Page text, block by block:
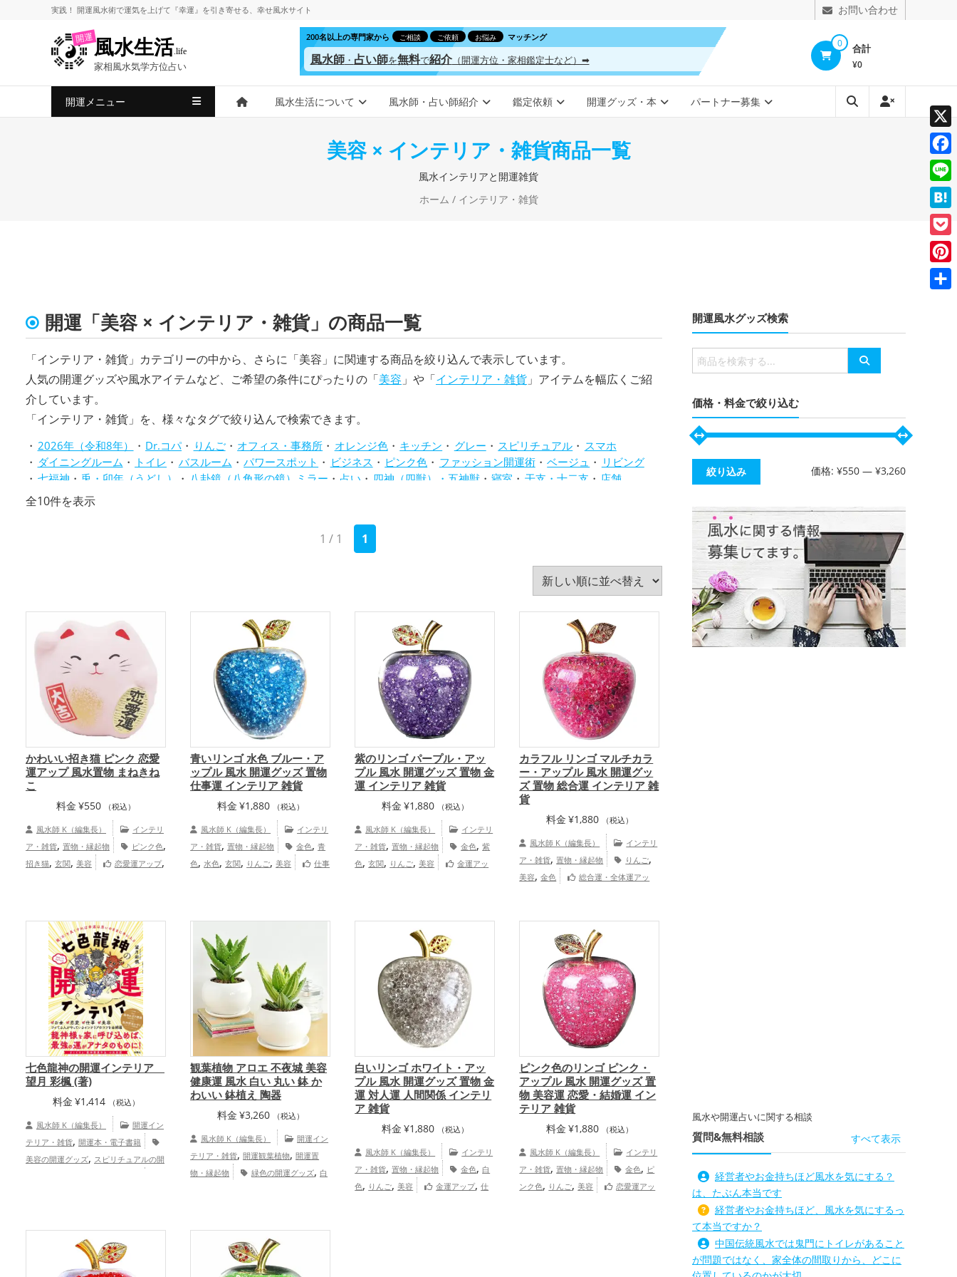
ス
実践！ 開運風水術で運気を上げて 『幸運』を引き寄せる、 幸せ風水サイト お問い合わせ
開運風水生活.life
家相風水気学方位占い
0 合計
¥0
200名以上の専門家から ご相談 ご依頼 お悩み マッチング
風水師・ 占い師を無料で紹介（開運方位・家相鑑定士など）➡
開運メニュー 風水生活について 風水師・占い師紹介 鑑定依頼 開運グッズ・本 パートナー募集
美容 × インテリア・雑貨商品一覧
風水インテリアと開運雑貨
ホーム / インテリア・雑貨
開運「美容 × インテリア・雑貨」の商品一覧
「インテリア・雑貨」カテゴリーの中から、さらに「美容」に関連する商品を絞り込んで表示しています。
人気の開運グッズや風水アイテムなど、ご希望の条件にぴったりの「美容 」や「インテリア・雑貨 」アイテムを幅広くご紹
介しています。
「インテリア・雑貨」を、様々なタグで絞り込んで検索できます。
2026年（令和8年）
Dr.コパ りんご オフィス・事務所 オレンジ色 キッチン グレー スピリチュアル
スマホ
ダイニングルーム
トイレ バスルーム パワースポット ビジネス ピンク色 ファッション開運術 ベージュ
リビング
七福神
兎・卯年（うどし） 八卦鏡（八角形の鏡）ミラー 占い 四神（四獣）・五神獣 寝室 干支・十二支
店舗
庭・バルコニー
水色
玄関
馬・午年（うまどし）
全10件を表示新
1 / 1 1
かわいい招き猫 ピンク 恋愛
運アップ 風水置物 まねきね
こ
料金 ¥550 （税込）
風水師 K（編集長）
インテリ
ア・雑貨, 置物・縁起物 ピンク色,
招き猫, 玄関, 美容 恋愛運アップ,
青いリンゴ 水色 ブルー・ア
ップル 風水 開運グッズ 置物
仕事運 インテリア 雑貨
料金 ¥1,880 （税込）
風水師 K（編集長）
インテリ
ア・雑貨,置物・縁起物 金色,青
色,水色,玄関, りんご,美容
仕事
紫のリンゴ パープル・アッ
プル 風水 開運グッズ 置物 金
運 インテリア 雑貨
料金 ¥1,880 （税込）
風水師 K（編集長）
インテリ
ア・雑貨,置物・縁起物 金色,紫
色,玄関, りんご,美容
金運アッ
カラフル リンゴ マルチカラ
ー・アップル 風水 開運グッ
ズ 置物 総合運 インテリア 雑
貨
料金 ¥1,880 （税込）
風水師 K（編集長）
インテリ
ア・雑貨,置物・縁起物 りんご,
美容,金色
総合運・全体運アッ
七色龍神の開運インテリア
望月 彩楓 (著)
料金 ¥1,414 （税込）
風水師 K（編集長）
開運イン
テリア・雑貨, 開運本・電子書籍
美容の開運グッズ, スピリチュアルの開
,
観葉植物 アロエ 不夜城 美容
健康運 風水 白い 丸い 鉢 か
わいい 鉢植え 陶器
料金 ¥3,260 （税込）
風水師 K（編集長）
開運イン
テリア・雑貨,開運観葉植物,開運置
物・縁起物
緑色の開運グッズ,白
白いリンゴ ホワイト・アッ
プル 風水 開運グッズ 置物 金
運 対人運 人間関係 インテリ
ア 雑貨
料金 ¥1,880 （税込）
風水師 K（編集長）
インテリ
ア・雑貨,置物・縁起物 金色,白
色, りんご,美容 金運アップ,仕
ピンク色のリンゴ ピンク・
アップル 風水 開運グッズ 置
物 美容運 恋愛・結婚運 イン
テリア 雑貨
料金 ¥1,880 （税込）
風水師 K（編集長）
インテリ
ア・雑貨,置物・縁起物 金色, ピ
ンク色, りんご,美容
恋愛運アッ
開運風水グッズ検索
検
索
象:
価格・料金で絞り込む
最
価
最
価
絞り込み 価格: ¥550 — ¥3,260
風水や開運占いに関する相談
質問&無料相談 すべて表示
経営者やお金持ちほど風水を気にする？
は、たぶん本当です
経営者やお金持ちほど、風水を気にするっ
て本当ですか？
中国伝統風水では鬼門にトイレがあること
が問題ではなく、家全体の間取りから、どこに
X
Line